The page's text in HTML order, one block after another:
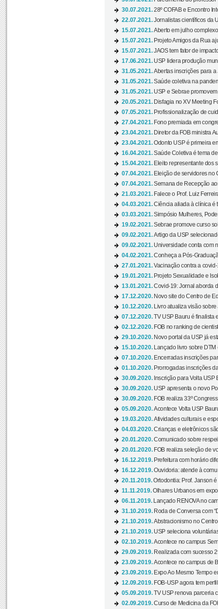
30.07.2021.28º COFAB e Encontro
22.07.2021.Jornalistas científicos da
15.07.2021.Aberto em julho
15.07.2021. Projeto Amigos da Rua
15.07.2021.JAOS tem fator de
17.06.2021. USP lidera produção
31.05.2021.Abertas inscrições para
31.05.2021.Saúde coletiva na
31.05.2021. USP e Sebrae
20.05.2021. Disfagia no XV Meeting
07.05.2021. Profissionalização de
27.04.2021. Fono premiada em
23.04.2021. Diretor da FOB ministra
23.04.2021.Odonto USP é primeira
16.04.2021.Saúde Coletiva é tema
15.04.2021. Eleito representante dos
07.04.2021. Eleição de servidores no
07.04.2021.Semana de Recepção
21.03.2021. Falece o Prof. Luiz
04.03.2021.Ciência aliada à clínica é
03.03.2021.Simpósio Mulheres,
19.02.2021.Sebrae promove curso
09.02.2021.Artigo da USP
09.02.2021. Universidade conta com
04.02.2021.Conheça a Pós-
27.01.2021.Vacinação contra a
19.01.2021. Projeto Sexualidade e
13.01.2021.Covid-19: Jornal aborda
17.12.2020. Novo site do Centro de
10.12.2020.
Livro atualiza visão
07.12.2020.TV USP Bauru é finalista
02.12.2020. FOB no ranking de
29.10.2020. Novo portal da USP já
15.10.2020.
Lançado livro sobre
07.10.2020. Encerradas inscrições
01.10.2020. Prorrogadas inscrições
30.09.2020. Inscrição para Volta USP
30.09.2020. USP apresenta o novo
30.09.2020. FOB realiza 33º
05.09.2020.Acontece Volta USP
19.03.2020.Atividades culturais e
04.03.2020.Crianças e eletrônicos
20.01.2020.Comunicado sobre
20.01.2020. FOB realiza seleção de
16.12.2019. Prefeitura com horário
16.12.2019.Ouvidoria: atende à
20.11.2019.Ortodontia: Prof. Janson
11.11.2019.Olhares Urbanos em
06.11.2019.
Lançado RENOVA no
31.10.2019. Roda de Conversa com
21.10.2019.Abstracionismo no
21.10.2019. USP seleciona
02.10.2019.Acontece no campus
29.09.2019. Realizada com sucesso
23.09.2019.Acontece no campus de
23.09.2019. Expo Ao Mesmo Tempo
12.09.2019. FOB-USP agora tem
05.09.2019.TV USP renova parceria
02.09.2019.Curso de Medicina da